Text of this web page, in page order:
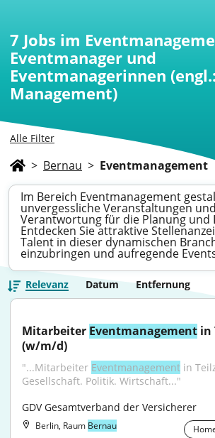
Alle Filter
7 Jobs im
Eventmanager und
Eventmanagerinnen
Management)
> Bernau > Eventmanagement
Im Bereich Eventmanagement
unvergessliche Veranstaltungen
Verantwortung für die Planung und
Entdecken Sie attraktive
Talent in dieser dynamischen
einzubringen und aufregende
Relevanz Datum Entfernung
Mitarbeiter Eventmanagement in
(w/m/d)
"...Mitarbeiter Eventmanagement in
Gesellschaft. Politik. Wirtschaft..."
GDV Gesamtverband der Versicherer
Berlin, Raum Bernau